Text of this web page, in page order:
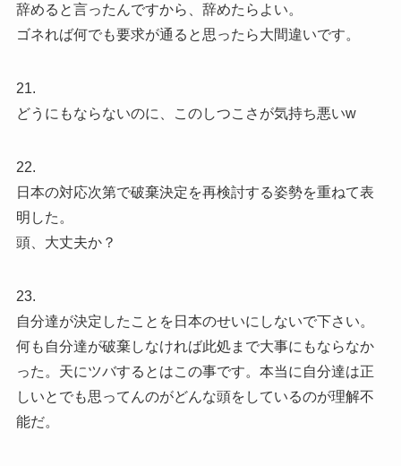
辞めると言ったんですから、辞めたらよい。
ゴネれば何でも要求が通ると思ったら大間違いです。
21.
どうにもならないのに、このしつこさが気持ち悪いw
22.
日本の対応次第で破棄決定を再検討する姿勢を重ねて表
明した。
頭、大丈夫か？
23.
自分達が決定したことを日本のせいにしないで下さい。
何も自分達が破棄しなければ此処まで大事にもならなか
った。天にツバするとはこの事です。本当に自分達は正
しいとでも思ってんのがどんな頭をしているのが理解不
能だ。